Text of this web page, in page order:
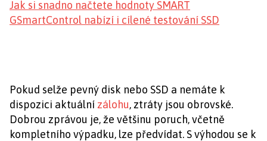
Jak si snadno načtete hodnoty SMART
GSmartControl nabízí i cílené testování SSD
Pokud selže pevný disk nebo SSD a nemáte k
dispozici aktuální zálohu, ztráty jsou obrovské.
Dobrou zprávou je, že většinu poruch, včetně
kompletního výpadku, lze předvídat. S výhodou se k